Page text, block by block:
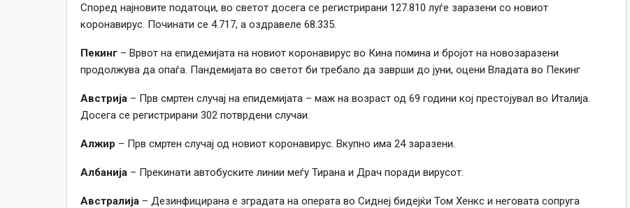
Според најновите податоци, во светот досега се регистрирани 127.810 луѓе заразени со новиот
коронавирус. Починати се 4.717, а оздравеле 68.335.
Пекинг– Врвот на епидемијата на новиот коронавирус во Кина помина и бројот на новозаразени
продолжува да опаѓа. Пандемијата во светот би требало да заврши до јуни, оцени Владата во Пекинг
Австрија– Прв смртен случај на епидемијата – маж на возраст од 69 години кој престојувал во Италија.
Досега се регистрирани 302 потврдени случаи.
Алжир – Прв смртен случај од новиот коронавирус. Вкупно има 24 заразени.
Албанија– Прекинати автобуските линии меѓу Тирана и Драч поради вирусот.
Австралија– Дезинфицирана е зградата на операта во Сиднеј бидејќи Том Хенкс и неговата сопруга